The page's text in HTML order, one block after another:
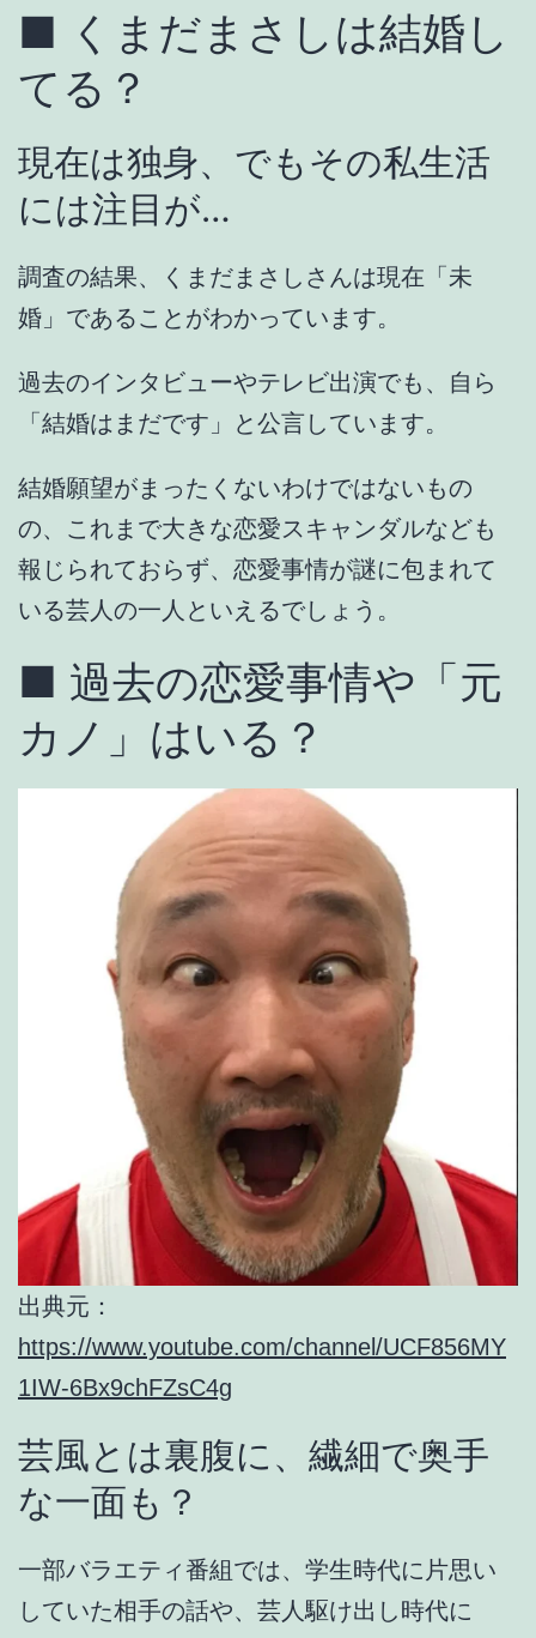
■ くまだまさしは結婚し
てる？
現在は独身、でもその私生活
には注目が…
調査の結果、
くまだまさしさんは現在「未
婚」 であることがわかっています。
過去のインタビューやテレビ出演でも、自ら
「結婚はまだです」
と公言しています。
結婚願望がまったくないわけではないもの
の、これまで大きな恋愛スキャンダルなども
報じられておらず、 恋愛事情が謎に包まれて
いる芸人の一人 といえるでしょう。
■ 過去の恋愛事情や「元
カノ」はいる？
出典元：
https://www.youtube.com/channel/UCF856MY
1IW-6Bx9chFZsC4g
芸風とは裏腹に、繊細で奥手
な一面も？
一部バラエティ番組では、 学生時代に片思い
していた相手の話や、芸人駆け出し時代に